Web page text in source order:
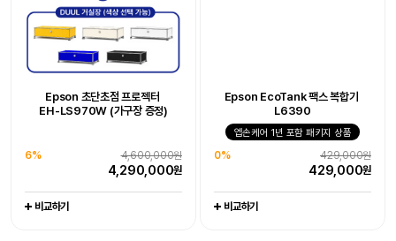
Epson 초단초점 프로젝터
EH-LS970W (가구장 증정)
4,600,000원
6%
4,290,000원
비교하기
Epson EcoTank 팩스 복합기
L6390
엡손케어 1년 포함 패키지 상품
429,000원
0%
429,000원
비교하기
429,000원
429,000 원
비교하기
EH-LS970W 엡손 케어 - 오픈마켓
0원
Epson WorkForce DS-530III
엡손케어 1년 포함 패키지 상품
417,000원
비교하기
Epson 네이머
LW-K200KU 쿠로미 라벨프린터
116,800원
23%
89,000원
비교하기
Epson 네이머
LW-K200MM 마이멜로디
라벨프린터 라벨기
-
116,800원
23%
89,000원
비교하기
Epson 초단초점 프로젝터
EH-LS970W (가구장 증정)
4,290,000원
라이프스튜디오 EF-73 빔프로젝터
1,990,000원
10%
1,790,000원